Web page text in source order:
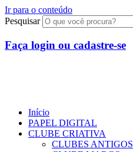
Ir para o conteúdo
Pesquisar
Faça login ou cadastre-se
Início
PAPEL DIGITAL
CLUBE CRIATIVA
CLUBES ANTIGOS